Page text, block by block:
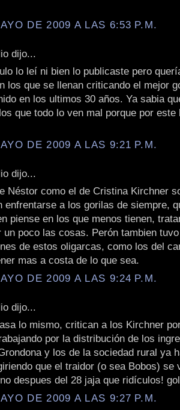
DE 2009 A LAS 6:53 P.M.
dijo...
lo leí ni bien lo publicaste pero
los que se llenan criticando el mejor
en los ultimos 30 años. Ya sabia
que todo lo ven mal porque por este
DE 2009 A LAS 9:21 P.M.
dijo...
Néstor como el de Cristina Kirchner
enfrentarse a los gorilas de siempre,
piense en los que menos tienen,
un poco las cosas. Perón tambien
de estos oligarcas, como los del
mas a costa de lo que sea.
DE 2009 A LAS 9:24 P.M.
dijo...
lo mismo, critican a los Kirchner
por la distribución de los
y los de la sociedad rural ya
que el traidor (o sea Bobos) se
despues del 28 jaja que ridículos!
DE 2009 A LAS 9:27 P.M.